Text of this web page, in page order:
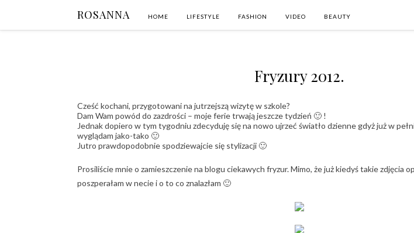
ROSANNA HOME LIFESTYLE FASHION VIDEO BEAUTY
Fryzury 2012.
Cześć kochani, przygotowani na jutrzejszą wizytę w szkole?
Dam Wam powód do zazdrości – moje ferie trwają jeszcze tydzień 🙂 !
Jednak dopiero w tym tygodniu zdecyduję się na nowo ujrzeć światło dzienne gdyż już w
wyglądam jako-tako 🙂
Jutro prawdopodobnie spodziewajcie się stylizacji 🙂
Prosiliście mnie o zamieszczenie na blogu ciekawych fryzur. Mimo, że już kiedyś takie zdjęcia
poszperałam w necie i o to co znalazłam 🙂